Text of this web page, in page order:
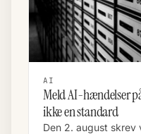
AI
Meld AI-hændelser
ikke en standard
Den 2. august skrev